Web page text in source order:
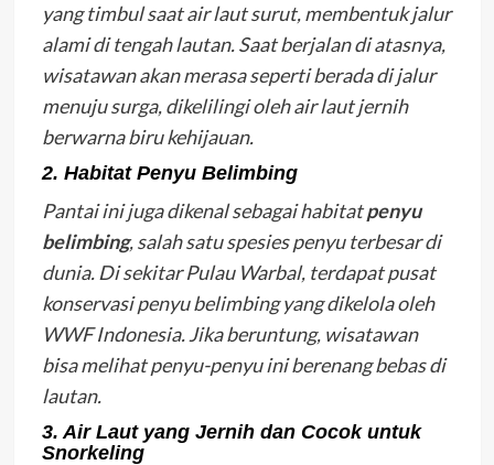
yang timbul saat air laut surut, membentuk jalur
alami di tengah lautan. Saat berjalan di atasnya,
wisatawan akan merasa seperti berada di jalur
menuju surga, dikelilingi oleh air laut jernih
berwarna biru kehijauan.
2. Habitat Penyu Belimbing
Pantai ini juga dikenal sebagai habitatpenyu
belimbing, salah satu spesies penyu terbesar di
dunia. Di sekitar Pulau Warbal, terdapat pusat
konservasi penyu belimbing yang dikelola oleh
WWF Indonesia. Jika beruntung, wisatawan
bisa melihat penyu-penyu ini berenang bebas di
lautan.
3. Air Laut yang Jernih dan Cocok untuk
Snorkeling